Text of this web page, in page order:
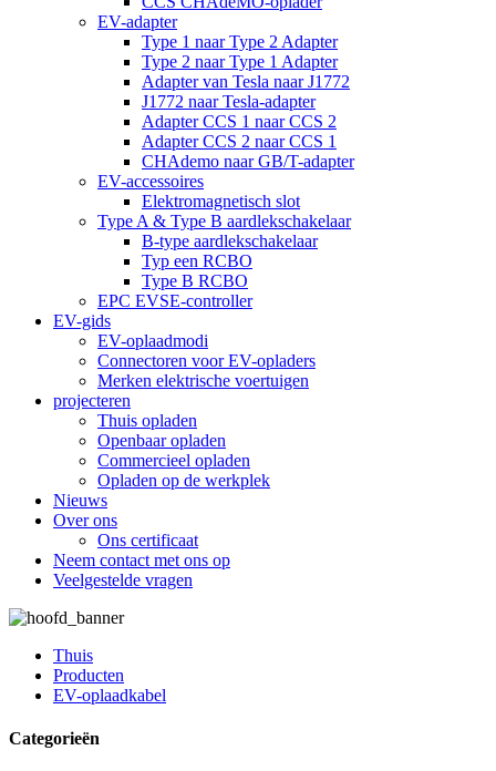
EV-adapter
Type 1 naar Type 2 Adapter
Type 2 naar Type 1 Adapter
Adapter van Tesla naar J1772
J1772 naar Tesla-adapter
Adapter CCS 1 naar CCS 2
Adapter CCS 2 naar CCS 1
CHAdemo naar GB/T-adapter
EV-accessoires
Elektromagnetisch slot
Type A & Type B aardlekschakelaar
B-type aardlekschakelaar
Typ een RCBO
Type B RCBO
EPC EVSE-controller
EV-gids
EV-oplaadmodi
Connectoren voor EV-opladers
Merken elektrische voertuigen
projecteren
Thuis opladen
Openbaar opladen
Commercieel opladen
Opladen op de werkplek
Nieuws
Over ons
Ons certificaat
Neem contact met ons op
Veelgestelde vragen
Thuis
Producten
EV-oplaadkabel
Categorieën